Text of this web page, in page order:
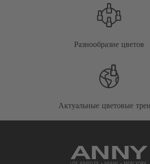
Разнообразие цветов
Актуальные цветовые